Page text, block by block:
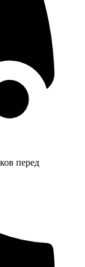
перед